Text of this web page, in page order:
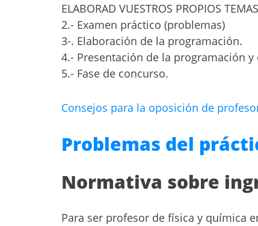
ELABORAD VUESTROS PROPIOS TEMAS
2.- Examen práctico (problemas)
3-. Elaboración de la programación.
4.- Presentación de la programación
5.- Fase de concurso.
Consejos para la oposición de
Problemas del
Normativa sobre
Para ser profesor de física y química